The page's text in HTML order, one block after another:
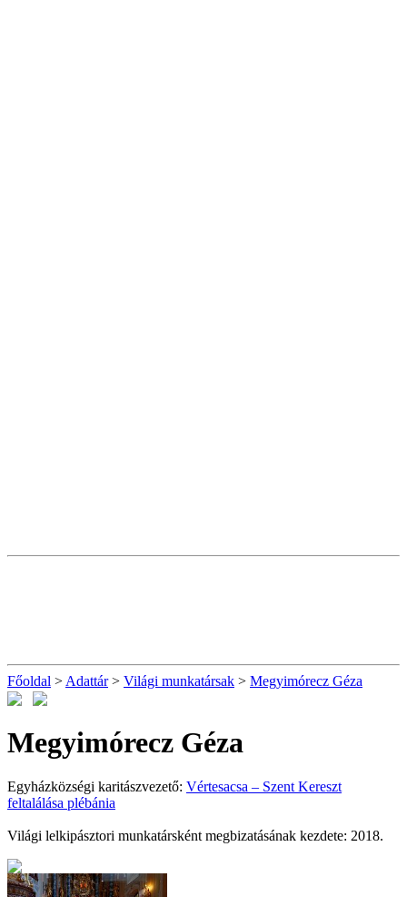
Főoldal > Adattár> Világi munkatársak > Megyimórecz Géza
Megyimórecz Géza
Egyházközségi karitászvezető: Vértesacsa – Szent Kereszt
feltalálása plébánia
Világi lelkipásztori munkatársként megbizatásának kezdete: 2018.